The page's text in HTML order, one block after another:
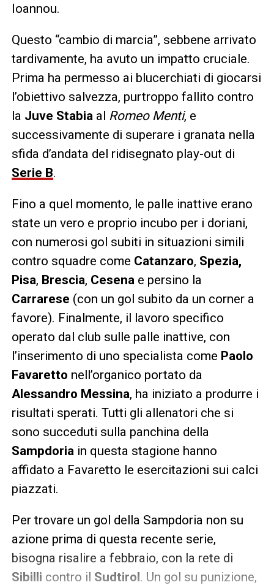
Ioannou.
Questo “cambio di marcia”, sebbene arrivato
tardivamente, ha avuto un impatto cruciale.
Prima ha permesso ai blucerchiati di giocarsi
l’obiettivo salvezza, purtroppo fallito contro
la Juve Stabiaal Romeo Menti, e
successivamente di superare i granata nella
sfida d’andata del ridisegnato play-out di
Serie B.
Fino a quel momento, le palle inattive erano
state un vero e proprio incubo per i doriani,
con numerosi gol subiti in situazioni simili
contro squadre come Catanzaro, Spezia,
Pisa, Brescia, Cesenae persino la
Carrarese (con un gol subito da un corner a
favore). Finalmente, il lavoro specifico
operato dal club sulle palle inattive, con
l’inserimento di uno specialista come Paolo
Favaretto nell’organico portato da
Alessandro Messina, ha iniziato a produrre i
risultati sperati. Tutti gli allenatori che si
sono succeduti sulla panchina della
Sampdoriain questa stagione hanno
affidato a Favaretto le esercitazioni sui calci
piazzati.
Per trovare un gol della Sampdoria non su
azione prima di questa recente serie,
bisogna risalire a febbraio, con la rete di
Sibilli contro il Sudtirol. Un gol su punizione,